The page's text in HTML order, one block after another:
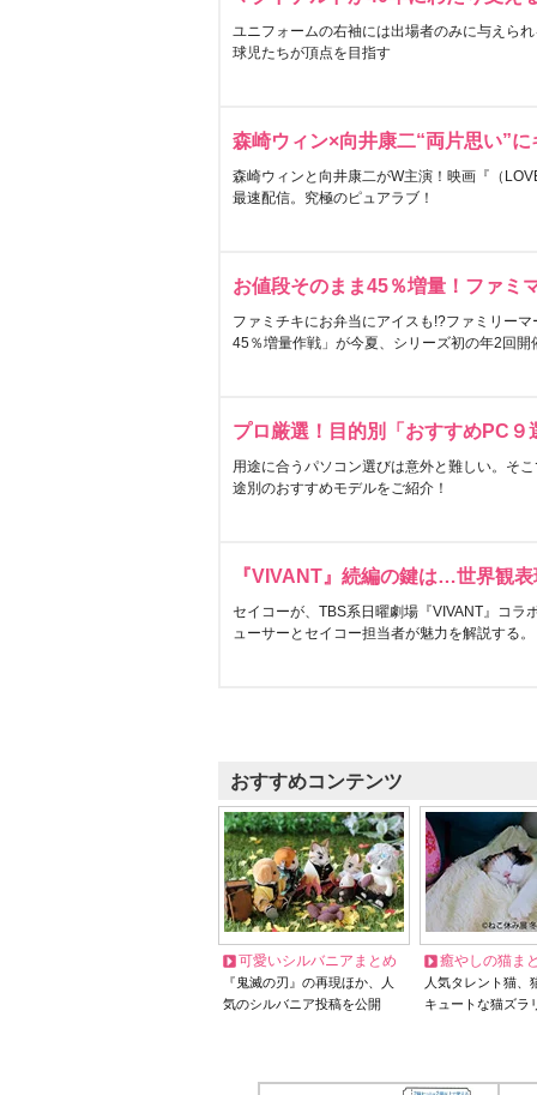
ユニフォームの右袖には出場者のみに与えら
球児たちが頂点を目指す
森崎ウィン×向井康二“両片思い”
森崎ウィンと向井康二がW主演！映画『（
最速配信。究極のピュアラブ！
お値段そのまま45％増量！ファミ
ファミチキにお弁当にアイスも!?ファミリー
45％増量作戦」が今夏、シリーズ初の年2回開
プロ厳選！目的別「おすすめPC９
用途に合うパソコン選びは意外と難しい。そ
途別のおすすめモデルをご紹介！
『VIVANT』続編の鍵は…世界観
セイコーが、TBS系日曜劇場『VIVANT』コラ
ューサーとセイコー担当者が魅力を解説する。
おすすめコンテンツ
可愛いシルバニアまとめ
『鬼滅の刃』の再現ほか、人
気のシルバニア投稿を公開
癒やしの猫ま
人気タレント猫
キュートな猫ズラ